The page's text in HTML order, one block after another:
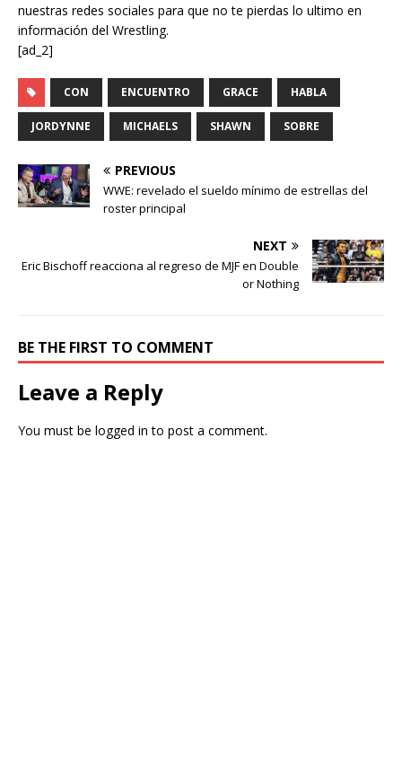
nuestras redes sociales para que no te pierdas lo ultimo en
información del Wrestling.
[ad_2]
CON ENCUENTRO GRACE HABLA
JORDYNNE MICHAELS SHAWN SOBRE
PREVIOUS
WWE: revelado el sueldo mínimo de estrellas del
roster principal
NEXT
Eric Bischoff reacciona al regreso de MJF en Double
or Nothing
BE THE FIRST TO COMMENT
Leave a Reply
You must be logged in to post a comment.